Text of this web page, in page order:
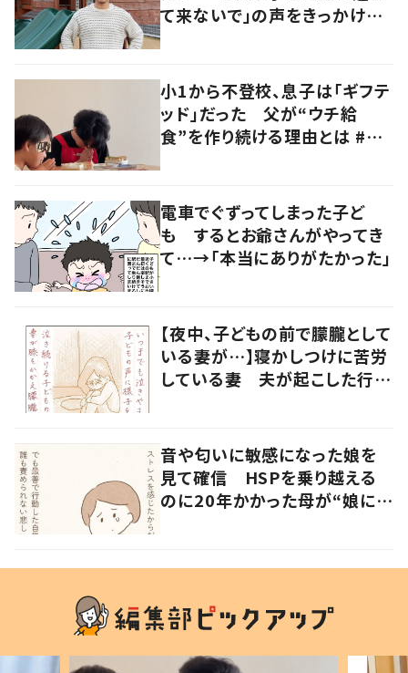
て来ないで」の声をきっかけに
小1から不登校、息子は「ギフテ
ッド」だった 父が“ウチ給
食”を作り続ける理由とは #令
電車でぐずってしまった子ど
も するとお爺さんがやってき
て…→「本当にありがたかった」
【夜中、子どもの前で朦朧として
いる妻が…】寝かしつけに苦労
している妻 夫が起こした行動
音や匂いに敏感になった娘を
見て確信 HSPを乗り越える
のに20年かかった母が“娘に伝